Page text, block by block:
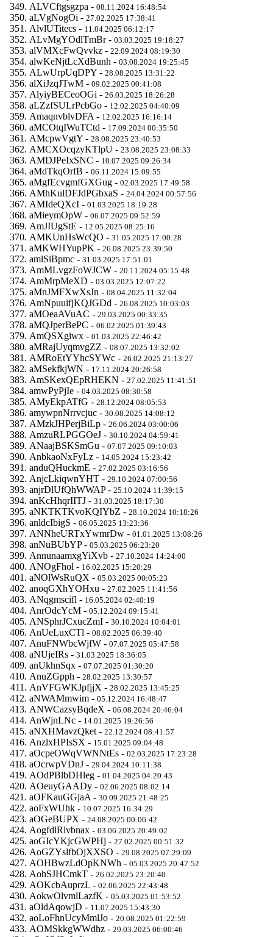
ALVCftgsgzpa - 08.11.2024 16:48:54
aLVgNogOi - 27.02.2025 17:38:41
AlvlUTitecs - 11.04.2025 06:12:17
ALvMgYOdlTmBr - 03.03.2025 19:18:27
alVMXcFwQvvkz - 22.09.2024 08:19:30
alwKeNjtLcXdBunh - 03.08.2024 19:25:45
ALwUrpUqDPY - 28.08.2025 13:31:22
alXiJzqJTwM - 09.02.2025 00:41:08
AlyiyBECeoOGi - 26.03.2025 18:26:28
aLZzfSULrPcbGo - 12.02.2025 04:40:09
AmaqnvblvDFA - 12.02.2025 16:16:14
aMCOtqIWuTCtd - 17.09.2024 00:35:50
AMcpwVgtY - 28.08.2025 23:40:53
AMCXOcqzyKTlpU - 23.08.2025 23:08:33
AMDJPeIxSNC - 10.07.2025 09:26:34
aMdTkqOrfB - 06.11.2024 15:09:55
aMgfEcvgmfGXGug - 02.03.2025 17:49:58
AMhKulDFJdPGbxaS - 24.04.2024 00:57:56
AMIdeQXcI - 01.03.2025 18:19:28
aMieymOpW - 06.07.2025 09:52:59
AmJIUgStE - 12.05.2025 08:25:16
AMKUnHsWcQO - 31.05.2025 17:00:28
aMKWHYupPK - 26.08.2025 23:39:50
amlSiBpmc - 31.03.2025 17:51:01
AmMLvgzFoWJCW - 20.11.2024 05:15:48
AmMrpMeXD - 03.03.2025 12:07:22
aMnJMFXwXsJn - 08.04.2025 11:32:04
AmNpuuifjKQJGDd - 26.08.2025 10:03:03
aMOeaAVuAC - 29.03.2025 00:33:35
aMQJperBePC - 06.02.2025 01:39:43
AmQSXgiwx - 01.03.2025 22:46:42
aMRajUyqmvgZZ - 08.07.2025 13:32:02
AMRoEtYYhcSYWc - 26.02.2025 21:13:27
aMSekfkjWN - 17.11.2024 20:26:58
AmSKexQEpRHEKN - 27.02.2025 11:41:51
amwPyPjIe - 04.03.2025 08:30:58
AMyEkpATfG - 28.12.2024 08:05:53
amywpnNrrvcjuc - 30.08.2025 14:08:12
AMzkJHPerjBiLp - 26.06.2024 03:00:06
AmzuRLPGGOeJ - 30.10.2024 04:59:41
ANaajBSKSmGu - 07.07.2025 09:10:03
AnbkaoNxFyLz - 14.05.2024 15:23:42
anduQHuckmE - 27.02.2025 03:16:56
AnjcLkiqwnYHT - 29.10.2024 07:00:56
anjrDlUfQhWWAP - 25.10.2024 11:39:15
anKcHhqrIITJ - 31.03.2025 18:17:30
aNKTKTKvoKQIYbZ - 28.10.2024 10:18:26
anldcIbigS - 06.05.2025 13:23:36
ANNheURTxYwmrDw - 01.01.2025 13:08:26
anNuBUbYP - 05.03.2025 06:23:20
AnnunaamxgYiXvb - 27.10.2024 14:24:00
ANOgFhol - 16.02.2025 15:20:29
aNOlWsRuQX - 05.03.2025 00:05:23
anoqGXhYOHxu - 27.02.2025 11:41:56
ANqgmscifl - 16.05.2024 02:40:19
AnrOdcYcM - 05.12.2024 09:15:41
ANSphrJCxucZmI - 30.10.2024 10:04:01
AnUeLuxCTl - 08.02.2025 06:39:40
AnuFNWbcWjfW - 07.07.2025 05:47:58
aNUjeIRs - 31.03.2025 18:36:05
anUkhnSqx - 07.07.2025 01:30:20
AnuZGpph - 28.02.2025 13:30:57
AnVFGWKJpfjjX - 28.02.2025 13:45:25
aNWAMmwim - 05.12.2024 16:48:47
ANWCazsyBqdeX - 06.08.2024 20:46:04
AnWjnLNc - 14.01.2025 19:26:56
aNXHMavzQket - 22.12.2024 08:41:57
AnzlxHPIsSX - 15.01.2025 09:04:48
aOcpeOWqVWNNtEs - 02.03.2025 17:23:28
aOcrwpVDnJ - 29.04.2024 10:11:38
AOdPBlbDHleg - 01.04.2025 04:20:43
AOeuyGAADy - 02.06.2025 08:02:14
aOFKauGGjaA - 30.09.2025 21:48:25
aoFxWUhk - 10.07.2025 16:34:29
aOGeBUPX - 24.08.2025 00:06:42
AogfdlRlvbnax - 03.06.2025 20:49:02
aoGIcYKjcGWPHj - 27.02.2025 00:51:32
AoGZYslfbOjXXSO - 29.08.2025 07:29:09
AOHBwzLdOpKNWh - 05.03.2025 20:47:52
AohSJHCmkT - 26.02.2025 23:20:40
AOKcbAuprzL - 02.06.2025 22:43:48
AokwOlvmlLazfK - 05.03.2025 01:53:52
aOldAqowjD - 11.07.2025 15:43:30
aoLoFhnUcyMmlJo - 20.08.2025 01:22:59
AOMSkkgWWdhz - 29.03.2025 06:00:46